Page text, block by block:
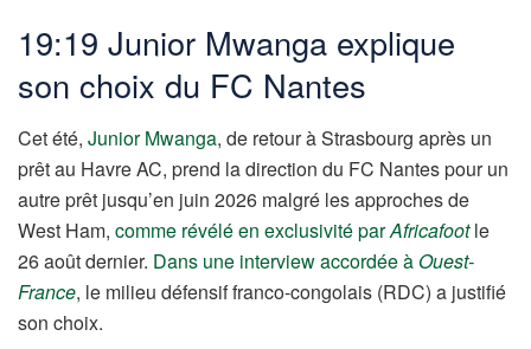
19:19 Junior Mwanga explique
son choix du FC Nantes
Cet été, Junior Mwanga, de retour à Strasbourg après un
prêt au Havre AC, prend la direction du FC Nantes pour un
autre prêt jusqu’en juin 2026 malgré les approches de
West Ham, comme révélé en exclusivité parAfricafootle
26 août dernier. Dans une interview accordée àOuest-
France, le milieu défensif franco-congolais (RDC) a justifié
son choix.